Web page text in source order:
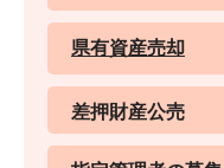
県有資産売却
差押財産公売